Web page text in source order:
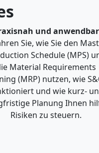
und anwendbar
Sie, wie Sie den
Schedule (MPS)
Material Requirements
(MRP) nutzen, wie
und wie kurz-
Planung Ihnen
Risiken zu steuern.